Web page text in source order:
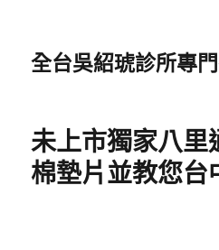
全台吳紹琥診所專
未上市獨家八里
棉墊片並教您台